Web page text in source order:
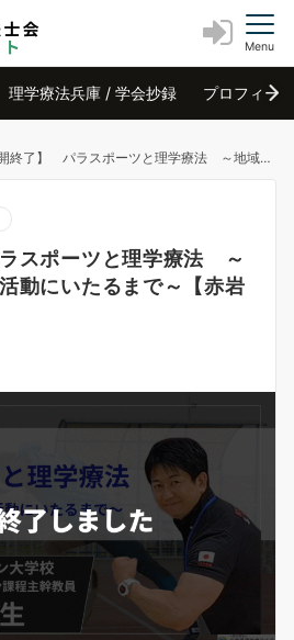
Menu
理学療法兵庫 / 学会抄録 プロフィール
了】 パラスポーツと理学療法 ～地域支援から国際活動にいたるまで～【赤岩 龍士 先生】
スポーツと理学療法 ～
動にいたるまで～【赤岩